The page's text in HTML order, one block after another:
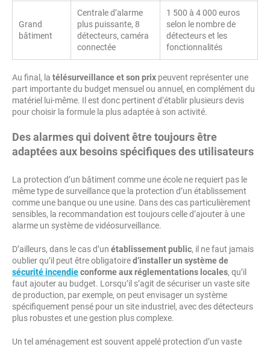
Grand
bâtiment
Centrale d’alarme
plus puissante, 8
détecteurs, caméra
connectée
1 500 à 4 000 euros
selon le nombre de
détecteurs et les
fonctionnalités
Au final, la télésurveillance et son prix peuvent représenter une
part importante du budget mensuel ou annuel, en complément du
matériel lui-même. Il est donc pertinent d’établir plusieurs devis
pour choisir la formule la plus adaptée à son activité.
Des alarmes qui doivent être toujours être
adaptées aux besoins spécifiques des utilisateurs
La protection d’un bâtiment comme une école ne requiert pas le
même type de surveillance que la protection d’un établissement
comme une banque ou une usine. Dans des cas particulièrement
sensibles, la recommandation est toujours celle d’ajouter à une
alarme un système de vidéosurveillance.
D’ailleurs, dans le cas d’un établissement public, il ne faut jamais
oublier qu’il peut être obligatoired’installer un système de
sécurité incendieconforme aux réglementations locales, qu’il
faut ajouter au budget. Lorsqu’il s’agit de sécuriser un vaste site
de production, par exemple, on peut envisager un système
spécifiquement pensé pour un site industriel, avec des détecteurs
plus robustes et une gestion plus complexe.
Un tel aménagement est souvent appelé protection d’un vaste